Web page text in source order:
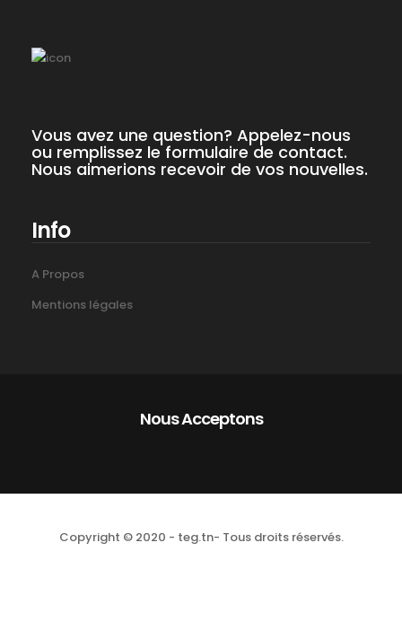
Vous avez une question? Appelez-nous
ou remplissez le formulaire de contact.
Nous aimerions recevoir de vos nouvelles.
Info
A Propos
Mentions légales
Nous Acceptons
Copyright © 2020 - teg.tn- Tous droits réservés.